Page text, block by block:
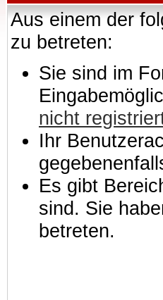
Aus einem der
zu betreten:
Sie sind im
nicht
Ihr
Es gibt
sind. Sie
betreten.